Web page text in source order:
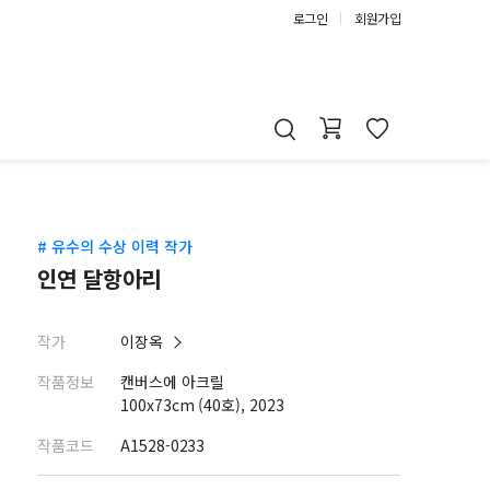
로그인 회원가입
# 유수의 수상 이력 작가
인연 달항아리
작가
이장옥
작품정보
캔버스에 아크릴
100x73cm (40호), 2023
작품코드
A1528-0233